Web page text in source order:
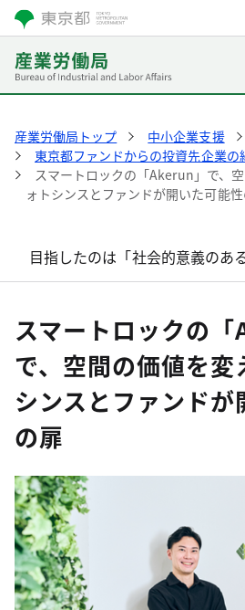
産業労働局トップ 中小企業支援
東京都ファンドからの投資先企業の
スマートロックの「Akerun」で、
ォトシンスとファンドが開いた可能
目指したのは「社会的意義の
スマートロックの「
で、空間の価値を
シンスとファンド
の扉